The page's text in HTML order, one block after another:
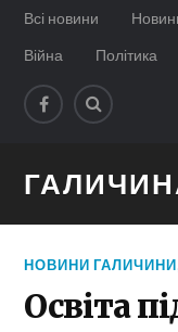
Всі новини
Війна
Політика
НОВИНИ ГАЛИЧИНИ
Освіта